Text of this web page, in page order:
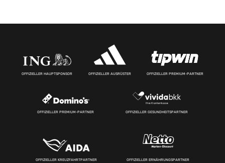
OFFIZIELLER HAUPTSPONSOR OFFIZIELLER AUSRÜSTER OFFIZIELLER PREMIUM-PARTNER
OFFIZIELLER PREMIUM-PARTNER OFFIZIELLER GESUNDHEITSPARTNER
OFFIZIELLER KREUZFAHRTPARTNER OFFIZIELLER ERNÄHRUNGSPARTNER